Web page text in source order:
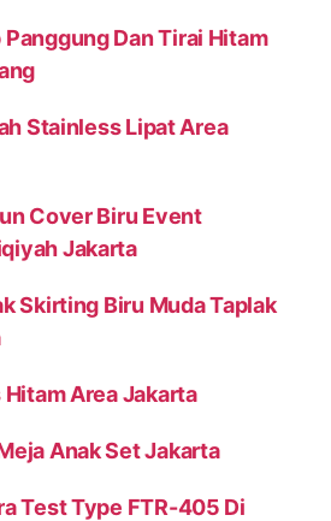
Panggung Dan Tirai Hitam
Stainless Lipat Area
Cover Biru Event
Jakarta
Skirting Biru Muda Taplak
Hitam Area Jakarta
Anak Set Jakarta
Test Type FTR-405 Di